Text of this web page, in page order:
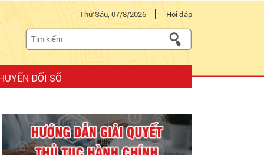
Thứ Sáu, 07/8/2026 Hỏi đáp
ĐỔI SỐ